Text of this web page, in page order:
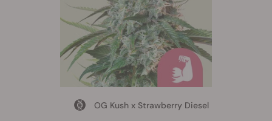
OG Kush x Strawberry Diesel